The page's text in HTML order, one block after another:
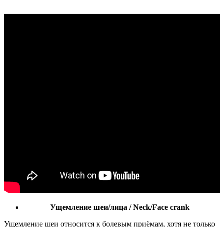
Ущемление шеи/лица / Neck/Face crank
Ущемление шеи относится к болевым приёмам, хотя не только